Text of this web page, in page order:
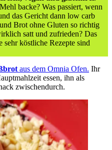
backe? Was passiert, wenn
das Gericht dann low carb
Brot ohne Gluten so richtig
satt und zufrieden? Das
sehr köstliche Rezepte sind
aus dem Omnia Ofen. Ihr
essen, ihn als
zwischendurch.